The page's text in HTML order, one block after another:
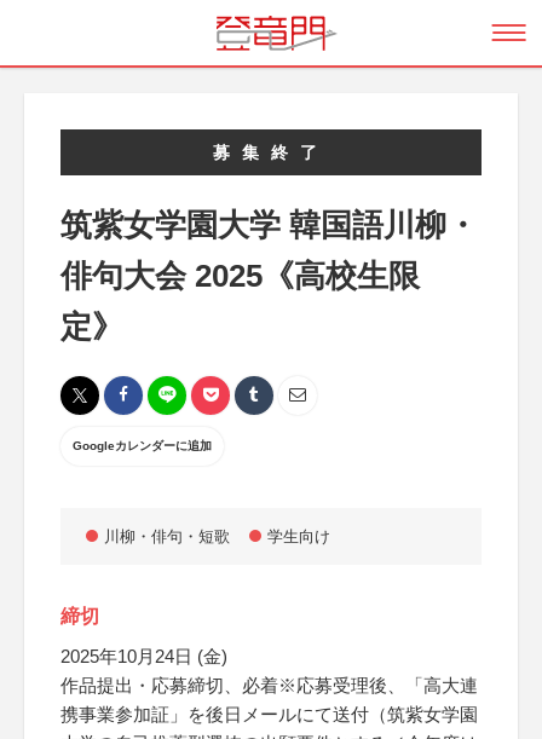
募集終了
筑紫女学園大学 韓国語川柳・
俳句大会 2025《高校生限
定》
Googleカレンダーに追加
川柳・俳句・短歌 学生向け
締切
2025年10月24日 (金)
作品提出・応募締切、必着※応募受理後、「高大連
携事業参加証」を後日メールにて送付（筑紫女学園